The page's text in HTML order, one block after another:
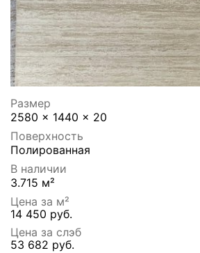
Размер
2580 x 1440 x 20
Поверхность
Полированная
В наличии
3.715 м²
Цена за м²
14 450 руб.
Цена за слэб
53 682 руб.